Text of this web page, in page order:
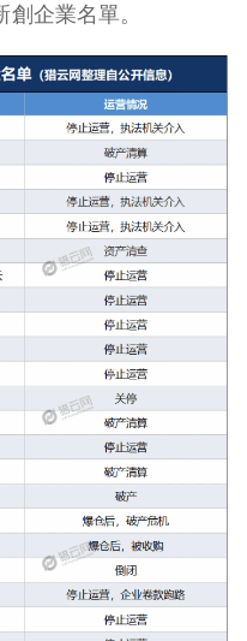
企業名單。